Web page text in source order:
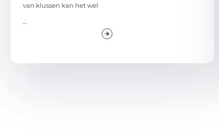
van klussen kan het wel
...